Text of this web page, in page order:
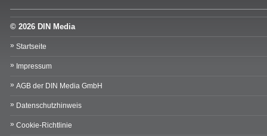
© 2026 DIN Media
Startseite
Impressum
AGB der DIN Media GmbH
Datenschutzhinweis
Cookie-Richtlinie